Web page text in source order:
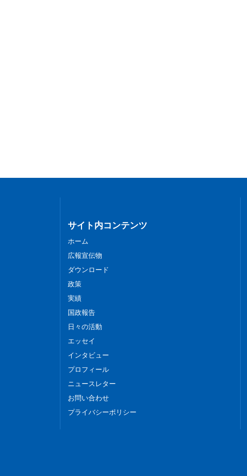
サイト内コンテンツ
ホーム
広報宣伝物
ダウンロード
政策
実績
国政報告
日々の活動
エッセイ
インタビュー
プロフィール
ニュースレター
お問い合わせ
プライバシーポリシー